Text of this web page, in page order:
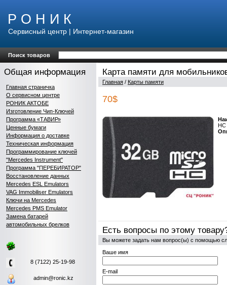
Р О Н И К
Сервисный центр | Интернет-магазин
Поиск товаров
Общая информация
Главная страничка
О сервисном центре
РОНИК АКТОБЕ
Изготовление Чип-Ключей
Программа «ТАВИР»
Ценные бумаги
Информация о доставке
Техническая информация
Программирование ключей
"Mercedes Instrument"
Программа "ПЕРЕБИРАТОР"
Восстановление данных
Mercedes ESL Emulators
VAG Immobiliser Emulators
Ключи на Mercedes
Mercedes PMS Emulator
Замена батарей
автомобильных брелков
8 (7122) 25-19-98
admin@ronic.kz
Карта памяти для
Главная / Карты памяти
70$
HC
Есть вопросы по этому
Вы можете задать нам вопрос(ы) с помощью
Ваше имя
E-mail